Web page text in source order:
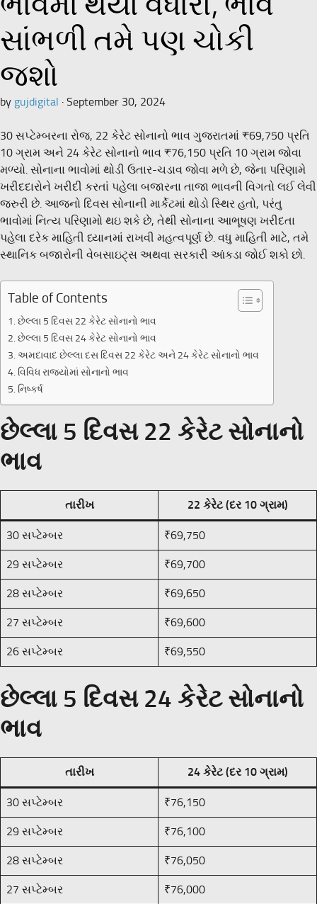
સાંભળી તમે પણ ચોકી
જશો
by gujdigital · September 30, 2024
30 સપ્ટેમ્બરના રોજ, 22 કેરેટ સોનાનો ભાવ ગુજરાતમાં ₹69,750 પ્રતિ
10 ગ્રામ અને 24 કેરેટ સોનાનો ભાવ ₹76,150 પ્રતિ 10 ગ્રામ જોવા
મળ્યો. સોનાના ભાવોમાં થોડી ઉતાર-ચડાવ જોવા મળે છે, જેના પરિણામે
ખરીદદારોને ખરીદી કરતાં પહેલા બજારના તાજા ભાવની વિગતો લઈ લેવી
જરુરી છે. આજનો દિવસ સોનાની માર્કેટમાં થોડો સ્થિર હતો, પરંતુ
ભાવોમાં નિત્ય પરિણામો થઇ શકે છે, તેથી સોનાના આભૂષણ ખરીદતા
પહેલા દરેક માહિતી ધ્યાનમાં રાખવી મહત્વપૂર્ણ છે. વધુ માહિતી માટે, તમે
સ્થાનિક બજારોની વેબસાઇટ્સ અથવા સરકારી આંકડા જોઈ શકો છો.
Table of Contents
છેલ્લા 5 દિવસ 22 કેરેટ સોનાનો ભાવ
છેલ્લા 5 દિવસ 24 કેરેટ સોનાનો ભાવ
અમદાવાદ છેલ્લા દસ દિવસ 22 કેરેટ અને 24 કેરેટ સોનાનો ભાવ
વિવિધ રાજ્યોમાં સોનાનો ભાવ
નિષ્કર્ષ
છેલ્લા 5 દિવસ 22 કેરેટ સોનાનો
ભાવ
તારીખ 22 કેરેટ (દર 10 ગ્રામ)
30 સપ્ટેમ્બર ₹69,750
29 સપ્ટેમ્બર ₹69,700
28 સપ્ટેમ્બર ₹69,650
27 સપ્ટેમ્બર ₹69,600
26 સપ્ટેમ્બર ₹69,550
છેલ્લા 5 દિવસ 24 કેરેટ સોનાનો
ભાવ
તારીખ 24 કેરેટ (દર 10 ગ્રામ)
30 સપ્ટેમ્બર ₹76,150
29 સપ્ટેમ્બર ₹76,100
28 સપ્ટેમ્બર ₹76,050
27 સપ્ટેમ્બર ₹76,000